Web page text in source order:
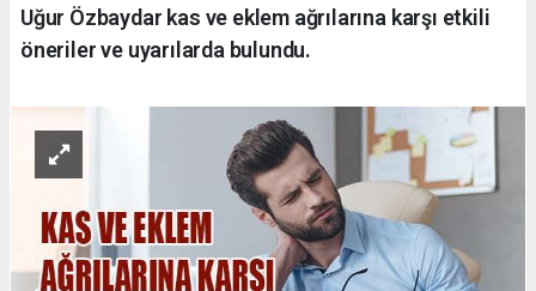
Uğur Özbaydar kas ve eklem ağrılarına karşı etkili
öneriler ve uyarılarda bulundu.